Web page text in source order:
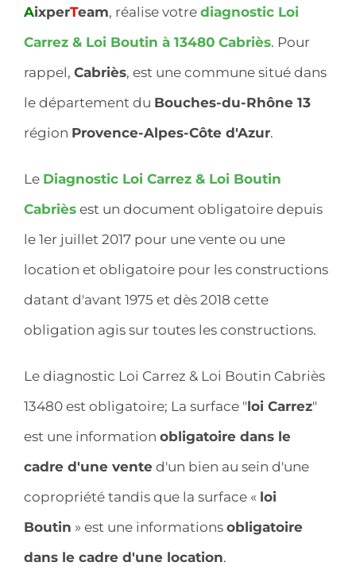
AixperTeam, réalise votre diagnostic Loi
Carrez & Loi Boutin à 13480 Cabriès. Pour
rappel, Cabriès, est une commune situé dans
le département du Bouches-du-Rhône 13
région Provence-Alpes-Côte d'Azur.
Le Diagnostic Loi Carrez & Loi Boutin
Cabriès est un document obligatoire depuis
le 1er juillet 2017 pour une vente ou une
location et obligatoire pour les constructions
datant d'avant 1975 et dès 2018 cette
obligation agis sur toutes les constructions.
Le diagnostic Loi Carrez & Loi Boutin Cabriès
13480 est obligatoire; La surface "loi Carrez"
est une information obligatoire dans le
cadre d'une vente d'un bien au sein d'une
copropriété tandis que la surface « loi
Boutin » est une informations obligatoire
dans le cadre d'une location.